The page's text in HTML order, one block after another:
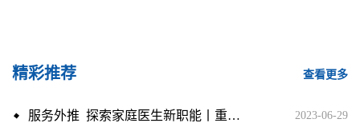
精彩推荐 查看更多
服务外推 探索家庭医生新职能丨重读基层⑧_全球热消息 2023-06-29